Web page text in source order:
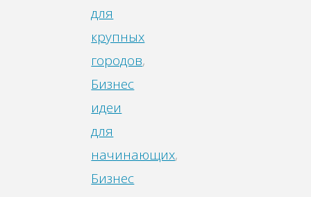
для
крупных
городов,
Бизнес
идеи
для
начинающих,
Бизнес